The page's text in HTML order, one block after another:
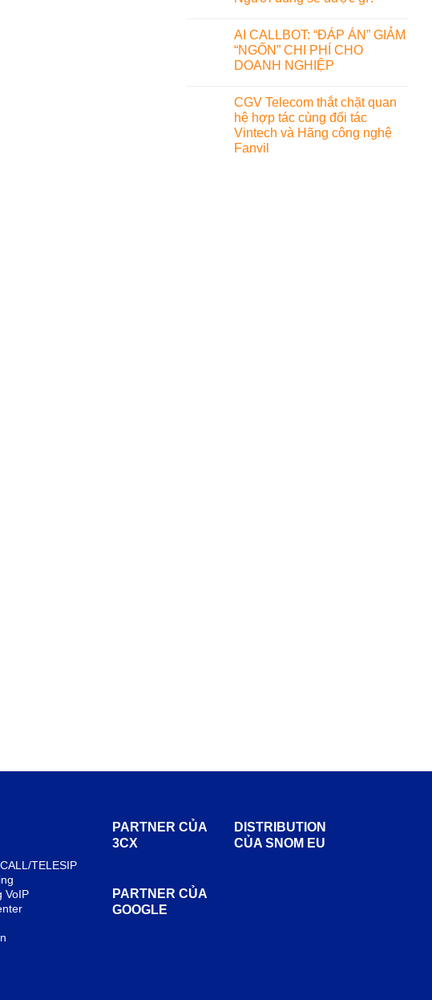
AI CALLBOT: “ĐÁP ÁN” GIẢM
“NGỐN” CHI PHÍ CHO
DOANH NGHIỆP
CGV Telecom thắt chặt quan
hệ hợp tác cùng đối tác
Vintech và Hãng công nghệ
Fanvil
TELESIP
VoIP
PARTNER CỦA
3CX
PARTNER CỦA
GOOGLE
DISTRIBUTION
CỦA SNOM EU